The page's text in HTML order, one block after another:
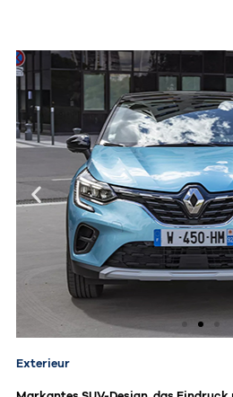
Exterieur